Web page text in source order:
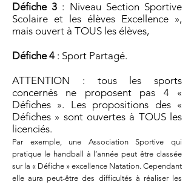
Défiche 3 : Niveau Section Sportive
Scolaire et les élèves Excellence »,
mais ouvert à TOUS les élèves,
Défiche 4: Sport Partagé.
ATTENTION : tous les sports
concernés ne proposent pas 4 «
Défiches ». Les propositions des «
Défiches » sont ouvertes à TOUS les
licenciés.
Par exemple, une Association Sportive qui
pratique le handball à l’année peut être classée
sur la « Défiche » excellence Natation. Cependant
elle aura peut-être des difficultés à réaliser les